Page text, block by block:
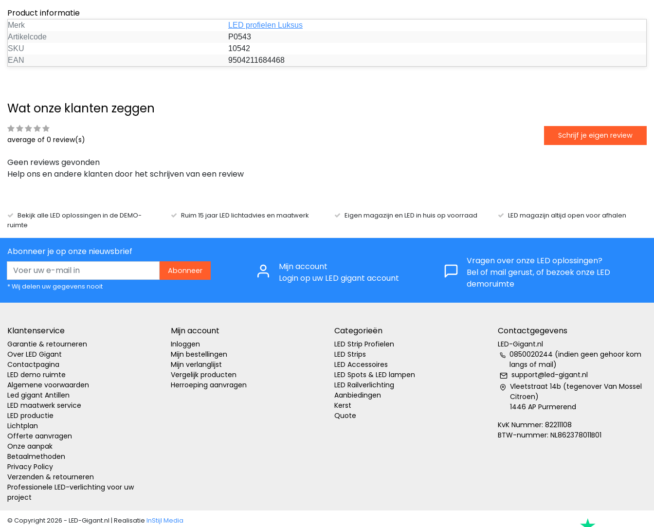
Product informatie
Merk
LED profielen Luksus
Artikelcode
P0543
SKU
10542
EAN
9504211684468
Wat onze klanten zeggen
average of 0 review(s) Schrijf je eigen review
Geen reviews gevonden
Help ons en andere klanten door het schrijven van een review
Bekijk alle LED oplossingen in de DEMO-
ruimte
Ruim 15 jaar LED lichtadvies en maatwerk Eigen magazijn en LED in huis op voorraad LED magazijn altijd open voor afhalen
Abonneer je op onze nieuwsbrief
Abonneer
* Wij delen uw gegevens nooit
Mijn account
Login op uw LED gigant account
Vragen over onze LED oplossingen?
Bel of mail gerust, of bezoek onze LED
demoruimte
Klantenservice
Garantie & retourneren
Over LED Gigant
Contactpagina
LED demo ruimte
Algemene voorwaarden
Led gigant Antillen
LED maatwerk service
LED productie
Lichtplan
Offerte aanvragen
Onze aanpak
Betaalmethoden
Privacy Policy
Verzenden & retourneren
Professionele LED-verlichting voor uw
project
Mijn account
Inloggen
Mijn bestellingen
Mijn verlanglijst
Vergelijk producten
Herroeping aanvragen
Categorieën
LED Strip Profielen
LED Strips
LED Accessoires
LED Spots & LED lampen
LED Railverlichting
Aanbiedingen
Kerst
Quote
Contactgegevens
LED-Gigant.nl
0850020244 (indien geen gehoor kom
langs of mail)
support@led-gigant.nl
Vleetstraat 14b (tegenover Van Mossel
Citroen)
1446 AP Purmerend
KvK Nummer: 82211108
BTW-nummer: NL862378011B01
© Copyright 2026 - LED-Gigant.nl | Realisatie InStijl Media